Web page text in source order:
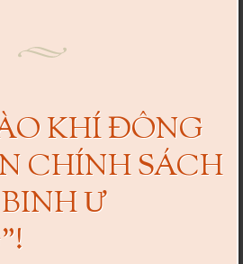
KHÍ ĐÔNG
CHÍNH SÁCH
Ư